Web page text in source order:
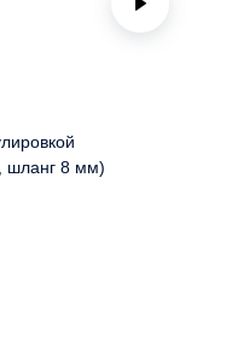
шланг 8 мм)